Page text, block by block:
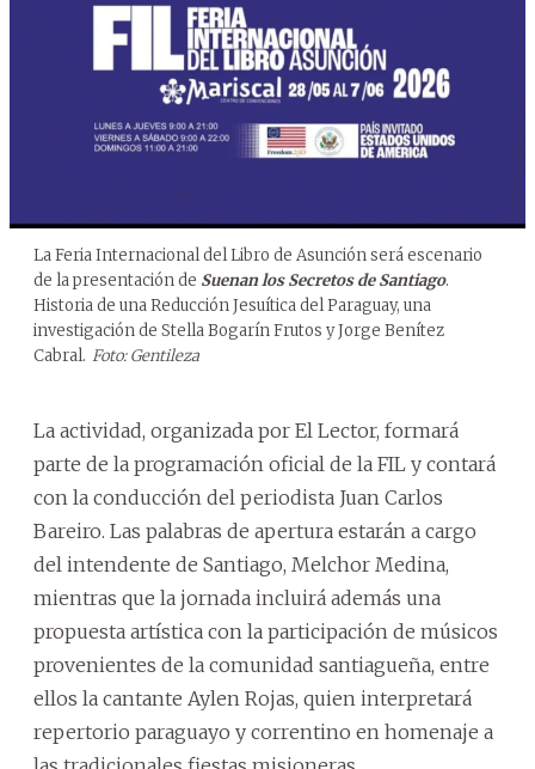
La Feria Internacional del Libro de Asunción será escenario
de la presentación de Suenan los Secretos de Santiago.
Historia de una Reducción Jesuítica del Paraguay, una
investigación de Stella Bogarín Frutos y Jorge Benítez
Cabral. Foto: Gentileza
La actividad, organizada por El Lector, formará
parte de la programación oficial de la FIL y contará
con la conducción del periodista Juan Carlos
Bareiro. Las palabras de apertura estarán a cargo
del intendente de Santiago, Melchor Medina,
mientras que la jornada incluirá además una
propuesta artística con la participación de músicos
provenientes de la comunidad santiagueña, entre
ellos la cantante Aylen Rojas, quien interpretará
repertorio paraguayo y correntino en homenaje a